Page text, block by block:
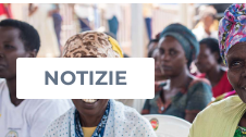
NOTIZIE